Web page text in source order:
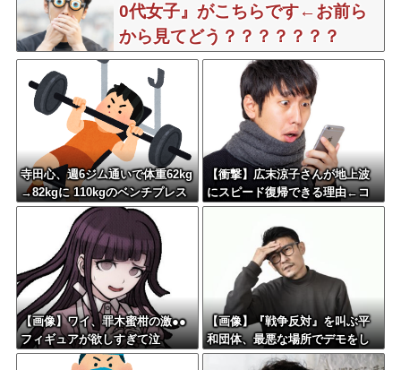
0代女子』がこちらです←お前ら
から見てどう？？？？？？？
寺田心、週6ジム通いで体重62kg
→82kgに 110kgのベンチプレス
持ち上げる姿披露
【衝撃】広末涼子さんが地上波
にスピード復帰できる理由←コ
レ、誰にも分からない模様w w w
w w w w w
【画像】ワイ、罪木蜜柑の激●●
フィギュアが欲しすぎて泣
く・・・・・・
【画像】『戦争反対』を叫ぶ平
和団体、最悪な場所でデモをし
てしまう